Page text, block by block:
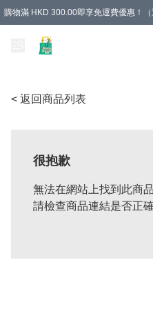
購物滿 HKD 300.00即享免運費優惠！
< 返回商品列表
很抱歉
無法在網站上找到此商
請檢查商品連結是否正確